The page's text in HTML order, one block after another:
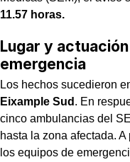
11.57 horas.
Lugar y
emergencia
Los hechos sucedieron
Eixample Sud . En
cinco ambulancias del
hasta la zona afectada.
los equipos de